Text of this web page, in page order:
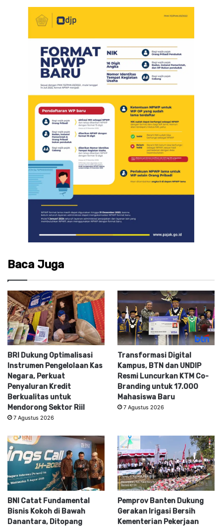
Baca Juga
BRI Dukung Optimalisasi
Instrumen Pengelolaan Kas
Negara, Perkuat
Penyaluran Kredit
Berkualitas untuk
Mendorong Sektor Riil
7 Agustus 2026
Transformasi Digital
Kampus, BTN dan UNDIP
Resmi Luncurkan KTM Co-
Branding untuk 17.000
Mahasiswa Baru
7 Agustus 2026
BNI Catat Fundamental
Bisnis Kokoh di Bawah
Danantara, Ditopang
Pemprov Banten Dukung
Gerakan Irigasi Bersih
Kementerian Pekerjaan